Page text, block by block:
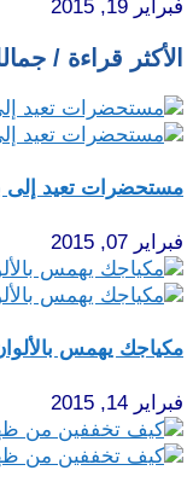
فبراير 19, 2015
الأكثر قراءة /
مستحضرات تعيد إلى
فبراير 07, 2015
مكياجك يهمس
فبراير 14, 2015